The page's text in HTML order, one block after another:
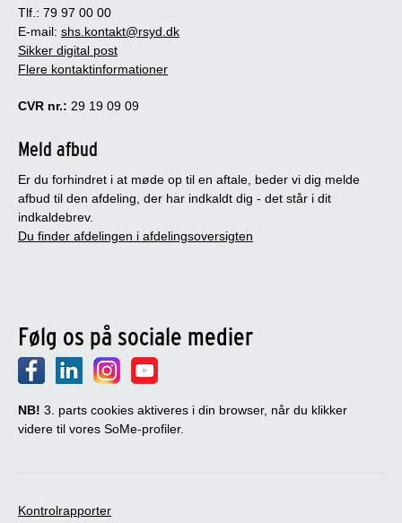
Tlf.: 79 97 00 00
E-mail: shs.kontakt@rsyd.dk
Sikker digital post
Flere kontaktinformationer
CVR nr.: 29 19 09 09
Meld afbud
Er du forhindret i at møde op til en aftale, beder vi dig melde
afbud til den afdeling, der har indkaldt dig - det står i dit
indkaldebrev.
Du finder afdelingen i afdelingsoversigten
Følg os på sociale medier
NB! 3. parts cookies aktiveres i din browser, når du klikker
videre til vores SoMe-profiler.
Kontrolrapporter